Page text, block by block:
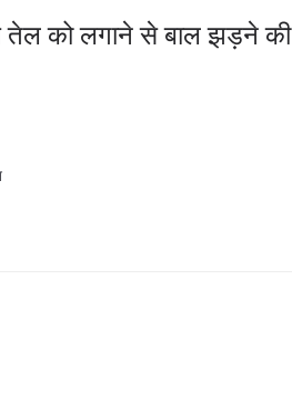
तेल को लगाने से बाल झड़ने की